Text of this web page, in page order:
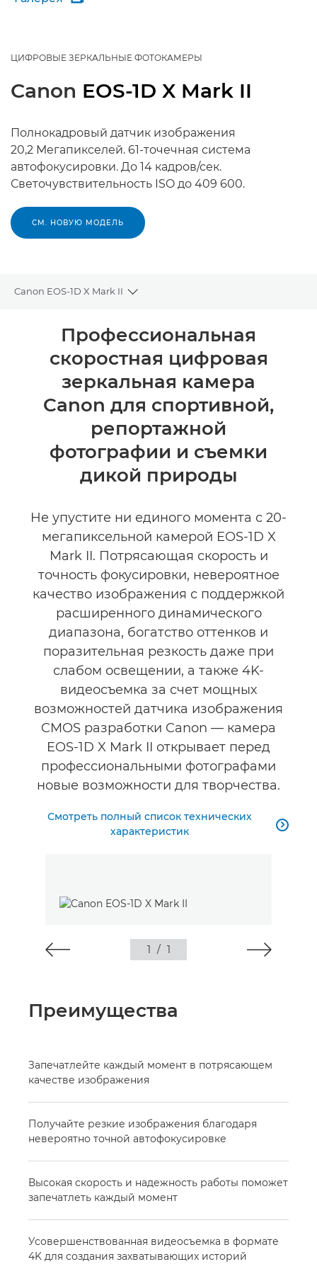
ЦИФРОВЫЕ ЗЕРКАЛЬНЫЕ ФОТОКАМЕРЫ
Canon EOS-1D X Mark II
Полнокадровый датчик изображения
20,2 Мегапикселей. 61-точечная система
автофокусировки. До 14 кадров/сек.
Светочувствительность ISO до 409 600.
СМ. НОВУЮ МОДЕЛЬ
Canon EOS-1D X Mark II
Toggle breadcrumbs
Общая информация
Технические характеристики
Профессиональная
скоростная цифровая
зеркальная камера
Canon для спортивной,
репортажной
фотографии и съемки
дикой природы
Не упустите ни единого момента с 20-
мегапиксельной камерой EOS-1D X
Mark II. Потрясающая скорость и
точность фокусировки, невероятное
качество изображения с поддержкой
расширенного динамического
диапазона, богатство оттенков и
поразительная резкость даже при
слабом освещении, а также 4K-
видеосъемка за счет мощных
возможностей датчика изображения
CMOS разработки Canon — камера
EOS-1D X Mark II открывает перед
профессиональными фотографами
новые возможности для творчества.
Смотреть полный список технических
характеристик

1 / 1
Преимущества
Запечатлейте каждый момент в потрясающем
качестве изображения
Получайте резкие изображения благодаря
невероятно точной автофокусировке
Высокая скорость и надежность работы поможет
запечатлеть каждый момент
Усовершенствованная видеосъемка в формате
4K для создания захватывающих историй